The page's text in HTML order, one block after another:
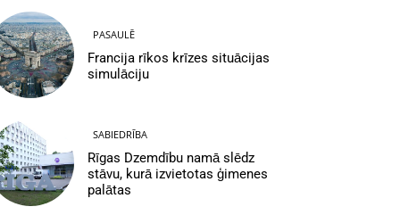
PASAULĒ
Francija rīkos krīzes situācijas
simulāciju
SABIEDRĪBA
Rīgas Dzemdību namā slēdz
stāvu, kurā izvietotas ģimenes
palātas